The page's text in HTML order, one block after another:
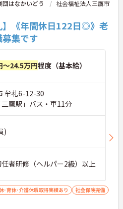
はなかいどう
社会福祉法人三鷹市
】《年間休日122日◎》老
集です
～24.5万円程度（基本給）
牟礼6-12-30
三鷹駅」バス・車11分
)
者研修（ヘルパー2級）以上
･育休･介護休暇取得実績あり
社会保険完備